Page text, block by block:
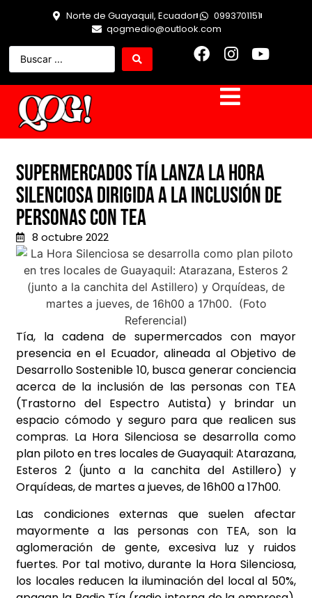
Norte de Guayaquil, Ecuador
0993701151
qogmedio@outlook.com
Supermercados Tía lanza La Hora
Silenciosa dirigida a la inclusión de
personas con TEA
8 octubre 2022
Tía, la cadena de supermercados con mayor
presencia en el Ecuador, alineada al Objetivo de
Desarrollo Sostenible 10, busca generar conciencia
acerca de la inclusión de las personas con TEA
(Trastorno del Espectro Autista) y brindar un
espacio cómodo y seguro para que realicen sus
compras. La Hora Silenciosa se desarrolla como
plan piloto en tres locales de Guayaquil: Atarazana,
Esteros 2 (junto a la canchita del Astillero) y
Orquídeas, de martes a jueves, de 16h00 a 17h00.
Las condiciones externas que suelen afectar
mayormente a las personas con TEA, son la
aglomeración de gente, excesiva luz y ruidos
fuertes. Por tal motivo, durante la Hora Silenciosa,
los locales reducen la iluminación del local al 50%,